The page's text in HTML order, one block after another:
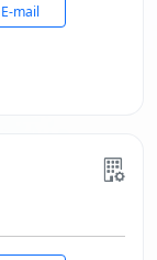
E-mail